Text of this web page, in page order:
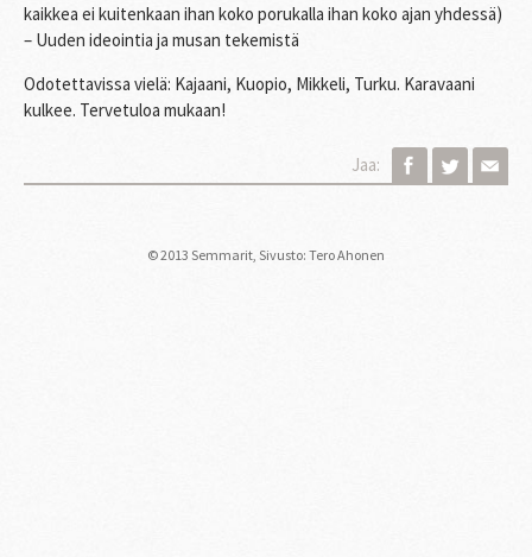
YHTEYSTIEDOT
kaikkea ei kuitenkaan ihan koko porukalla ihan koko ajan yhdessä)
– Uuden ideointia ja musan tekemistä
Odotettavissa vielä: Kajaani, Kuopio, Mikkeli, Turku. Karavaani
kulkee. Tervetuloa mukaan!
Jaa:
© 2013 Semmarit, Sivusto: Tero Ahonen